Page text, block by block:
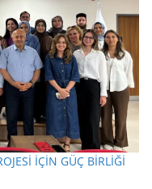
İÇİN GÜÇ BİRLİĞİ